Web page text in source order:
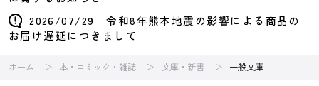
2026/07/29 令和8年熊本地震の影響による商品の
お届け遅延につきまして
ホーム 本・コミック・雑誌 文庫・新書 一般文庫